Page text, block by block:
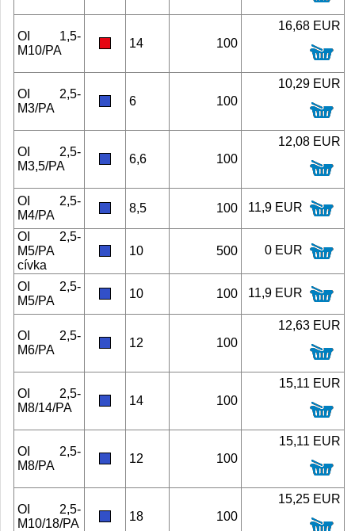
OI 1,5-
M10/PA
14 100
16,68 EUR
OI 2,5-
M3/PA
6 100
10,29 EUR
OI 2,5-
M3,5/PA
6,6 100
12,08 EUR
OI 2,5-
M4/PA
8,5 100 11,9 EUR
OI 2,5-
M5/PA
cívka
10 500 0 EUR
OI 2,5-
M5/PA
10 100 11,9 EUR
OI 2,5-
M6/PA
12 100
12,63 EUR
OI 2,5-
M8/14/PA
14 100
15,11 EUR
OI 2,5-
M8/PA
12 100
15,11 EUR
OI 2,5-
M10/18/PA
18 100
15,25 EUR